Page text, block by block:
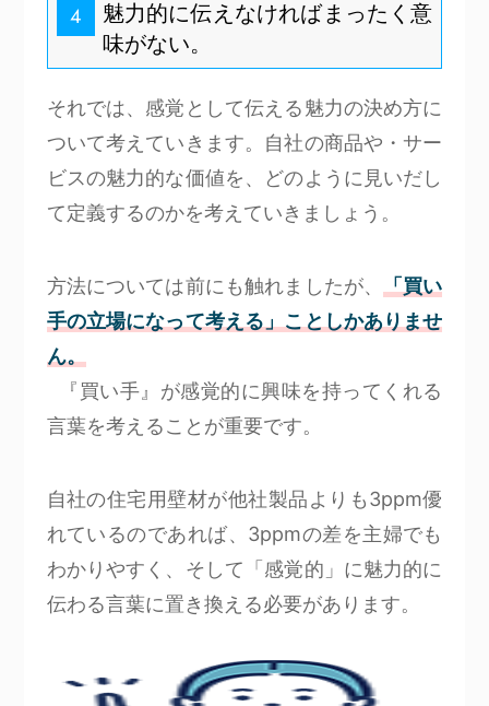
4
魅力的に伝えなければまったく意
味がない。
それでは、感覚として伝える魅力の決め方に
ついて考えていきます。自社の商品や・サー
ビスの魅力的な価値を、どのように見いだし
て定義するのかを考えていきましょう。
方法については前にも触れましたが、「買い
手の立場になって考える」ことしかありませ
ん。
『買い手』が感覚的に興味を持ってくれる
言葉を考えることが重要です。
自社の住宅用壁材が他社製品よりも3ppm優
れているのであれば、3ppmの差を主婦でも
わかりやすく、そして「感覚的」に魅力的に
伝わる言葉に置き換える必要があります。